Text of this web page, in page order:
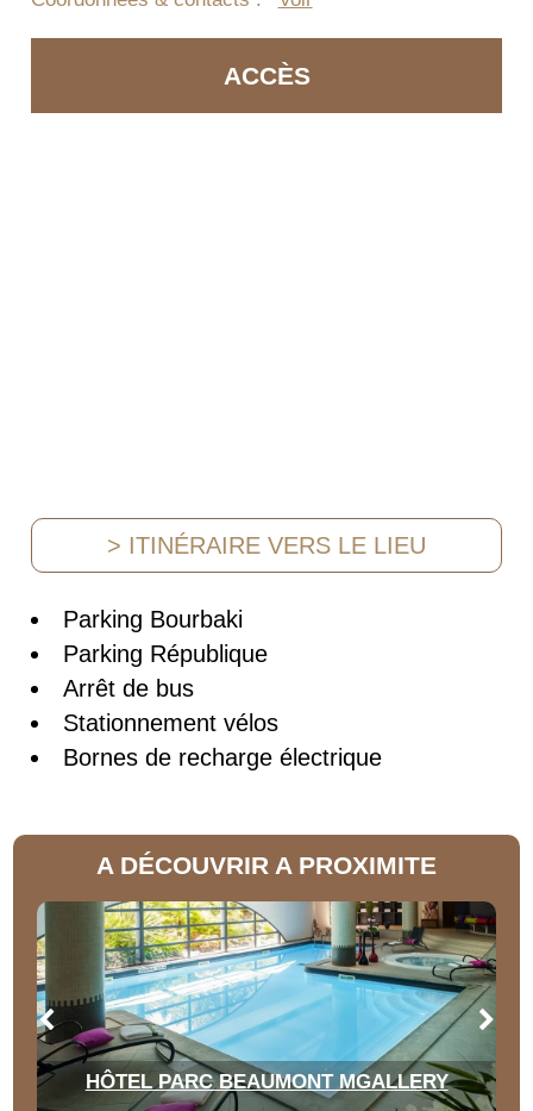
ACCÈS
> ITINÉRAIRE VERS LE LIEU
Parking Bourbaki
Parking République
Arrêt de bus
Stationnement vélos
Bornes de recharge électrique
A DÉCOUVRIR A PROXIMITE
HÔTEL PARC BEAUMONT MGALLERY